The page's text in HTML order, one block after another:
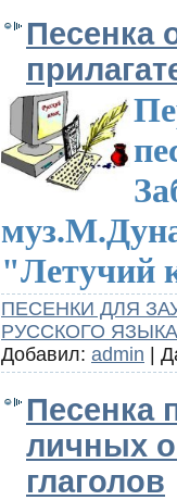
Песенка
"Летучий
ПЕСЕНКИ ДЛЯ
РУССКОГО ЯЗЫКА
Добавил: admin |
Песенка
личных
глаголов